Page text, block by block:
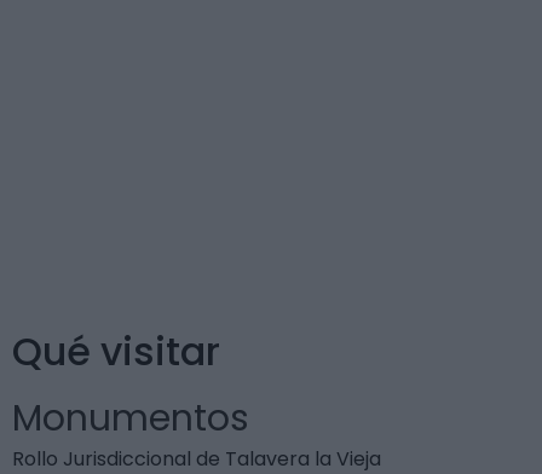
Qué visitar
Monumentos
Rollo Jurisdiccional de Talavera la Vieja